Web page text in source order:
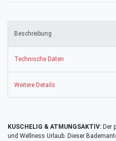
Beschreibung
Technische Daten
Weitere Details
KUSCHELIG & ATMUNGSAKTIV: Der
und Wellness Urlaub. Dieser